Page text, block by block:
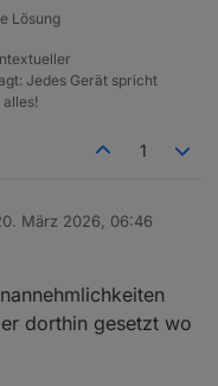
Lösung
Jedes Gerät spricht
1
März 2026, 06:46
von
dorthin gesetzt wo